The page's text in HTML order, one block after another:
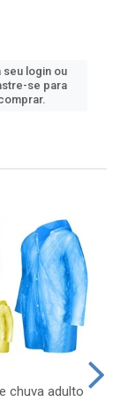
seu login ou
se para
chuva adulto